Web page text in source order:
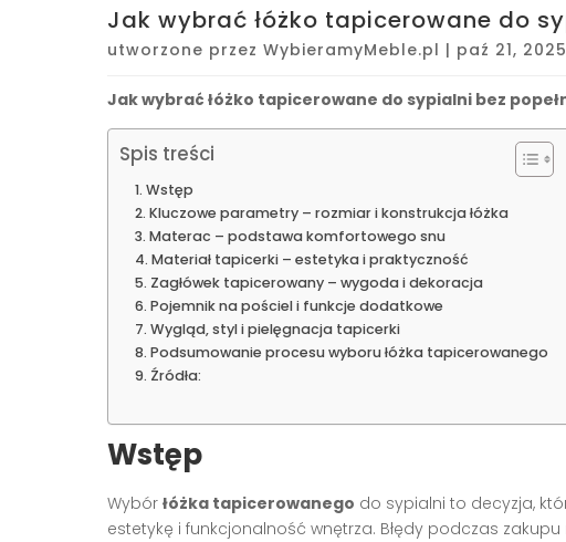
Jak wybrać łóżko tapicerowane do
utworzone przez WybieramyMeble.pl | paź 21, 2025
Jak wybrać łóżko tapicerowane do sypialni bez
Spis treści
Wstęp
Kluczowe parametry – rozmiar i konstrukcja łóżka
Materac – podstawa komfortowego snu
Materiał tapicerki – estetyka i praktyczność
Zagłówek tapicerowany – wygoda i dekoracja
Pojemnik na pościel i funkcje dodatkowe
Wygląd, styl i pielęgnacja tapicerki
Podsumowanie procesu wyboru łóżka tapicerowanego
Źródła:
Wstęp
Wybór łóżka tapicerowanego do sypialni to decyzja,
estetykę i funkcjonalność wnętrza. Błędy podczas